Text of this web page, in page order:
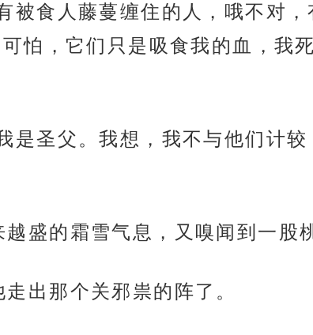
被食人藤蔓缠住的人，哦不对
怕，它们只是吸食我的血，我
是圣父。我想，我不与他们计
盛的霜雪气息，又嗅闻到一股
出那个关邪祟的阵了。